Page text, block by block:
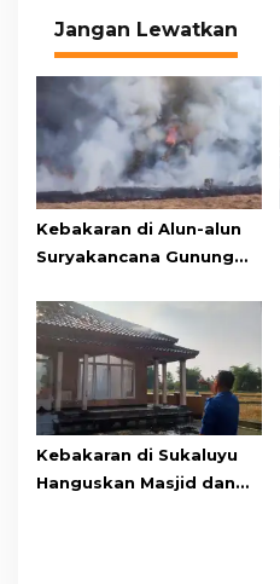
Jangan Lewatkan
Kebakaran di Alun-alun
Suryakancana Gunung
Relawan dan Warga
Masih Bersiaga
Kebakaran di Sukaluyu
Hanguskan Masjid dan